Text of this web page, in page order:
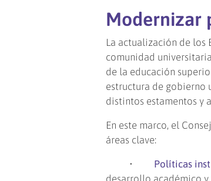
Modernizar
La actualización de los
comunidad
de la educación
estructura de gobierno
distintos estamentos y
En este marco, el
áreas clave:
• Políticas
desarrollo académico y